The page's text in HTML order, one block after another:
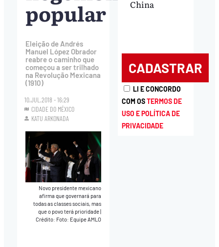
popular
Eleição de Andrés
Manuel López Obrador
reabre o caminho que
começou a ser trilhado
na Revolução Mexicana
(1910)
10.JUL.2018 - 16:29
CIDADE DO MÉXICO
KATU ARKONADA
Novo presidente mexicano
afirma que governará para
todas as classes sociais, mas
que o povo terá prioridade|
Crédito: Foto: Equipe AMLO
China
LI E CONCORDO
COM OSTERMOS DE
USO E POLÍTICA DE
PRIVACIDADE